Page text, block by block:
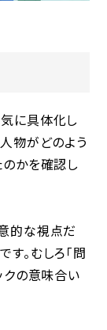
に具体化し
物がどのよう
かを確認し
的な視点だ
。むしろ「問
クの意味合い